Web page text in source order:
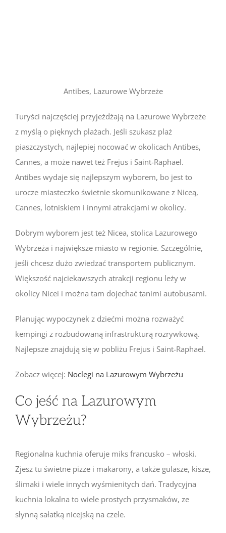
Antibes, Lazurowe Wybrzeże
Turyści najczęściej przyjeżdżają na Lazurowe Wybrzeże
z myślą o pięknych plażach. Jeśli szukasz plaż
piaszczystych, najlepiej nocować w okolicach Antibes,
Cannes, a może nawet też Frejus i Saint-Raphael.
Antibes wydaje się najlepszym wyborem, bo jest to
urocze miasteczko świetnie skomunikowane z Niceą,
Cannes, lotniskiem i innymi atrakcjami w okolicy.
Dobrym wyborem jest też Nicea, stolica Lazurowego
Wybrzeża i największe miasto w regionie. Szczególnie,
jeśli chcesz dużo zwiedzać transportem publicznym.
Większość najciekawszych atrakcji regionu leży w
okolicy Nicei i można tam dojechać tanimi autobusami.
Planując wypoczynek z dziećmi można rozważyć
kempingi z rozbudowaną infrastrukturą rozrywkową.
Najlepsze znajdują się w pobliżu Frejus i Saint-Raphael.
Zobacz więcej: Noclegi na Lazurowym Wybrzeżu
Co jeść na Lazurowym
Wybrzeżu?
Regionalna kuchnia oferuje miks francusko – włoski.
Zjesz tu świetne pizze i makarony, a także gulasze, kisze,
ślimaki i wiele innych wyśmienitych dań. Tradycyjna
kuchnia lokalna to wiele prostych przysmaków, ze
słynną sałatką nicejską na czele.